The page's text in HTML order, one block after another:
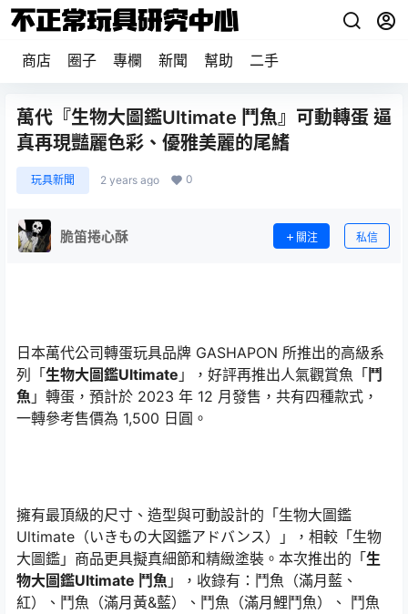
商店 圈子 專欄 新聞 幫助 二手
萬代『生物大圖鑑Ultimate 鬥魚』可動轉蛋 逼
真再現豔麗色彩、優雅美麗的尾鰭
玩具新聞 2 years ago 0
脆笛捲心酥 關注 私信
日本萬代公司轉蛋玩具品牌 GASHAPON 所推出的高級系
列「生物大圖鑑Ultimate 」，好評再推出人氣觀賞魚「 鬥
魚 」轉蛋，預計於 2023 年 12 月發售，共有四種款式，
一轉參考售價為 1,500 日圓。
擁有最頂級的尺寸、造型與可動設計的「生物大圖鑑
Ultimate（いきもの大図鑑アドバンス）」，相較「生物
大圖鑑」商品更具擬真細節和精緻塗裝。本次推出的「生
物大圖鑑Ultimate 鬥魚 」，收錄有：鬥魚（滿月藍、
紅）、鬥魚（滿月黃&藍）、鬥魚（滿月鯉鬥魚）、 鬥魚